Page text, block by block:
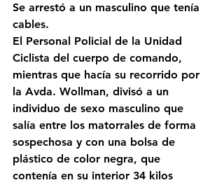
Se arrestó a un masculino que tenía
cables.
El Personal Policial de la Unidad
Ciclista del cuerpo de comando,
mientras que hacía su recorrido por
la Avda. Wollman, divisó a un
individuo de sexo masculino que
salía entre los matorrales de forma
sospechosa y con una bolsa de
plástico de color negra, que
contenía en su interior 34 kilos